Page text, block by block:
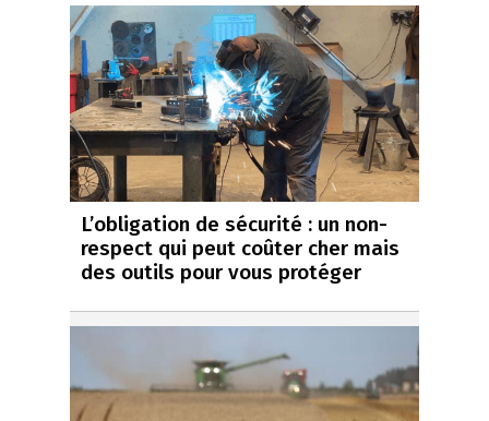
L’obligation de sécurité : un non-
respect qui peut coûter cher mais
des outils pour vous protéger